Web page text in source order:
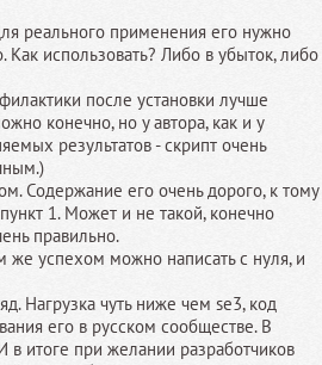
реального применения его нужно
Как использовать? Либо в убыток, либо
после установки лучше
конечно, но у автора, как и у
результатов - скрипт очень
Содержание его очень дорого, к тому
1. Может и не такой, конечно
правильно.
же успехом можно написать с нуля, и
Нагрузка чуть ниже чем se3, код
его в русском сообществе. В
в итоге при желании разработчиков